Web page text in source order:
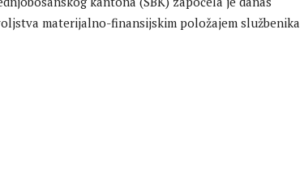
materijalno-finansijskim položajem službenika